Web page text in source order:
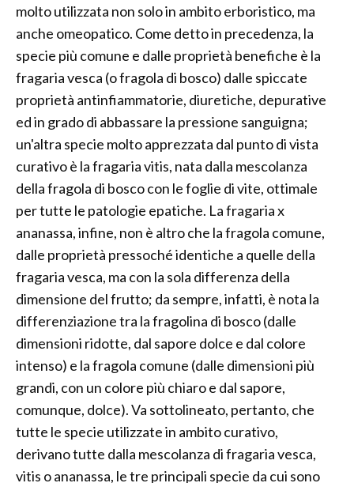
molto utilizzata non solo in ambito erboristico, ma
anche omeopatico. Come detto in precedenza, la
specie più comune e dalle proprietà benefiche è la
fragaria vesca (o fragola di bosco) dalle spiccate
proprietà antinfiammatorie, diuretiche, depurative
ed in grado di abbassare la pressione sanguigna;
un'altra specie molto apprezzata dal punto di vista
curativo è la fragaria vitis, nata dalla mescolanza
della fragola di bosco con le foglie di vite, ottimale
per tutte le patologie epatiche. La fragaria x
ananassa, infine, non è altro che la fragola comune,
dalle proprietà pressoché identiche a quelle della
fragaria vesca, ma con la sola differenza della
dimensione del frutto; da sempre, infatti, è nota la
differenziazione tra la fragolina di bosco (dalle
dimensioni ridotte, dal sapore dolce e dal colore
intenso) e la fragola comune (dalle dimensioni più
grandi, con un colore più chiaro e dal sapore,
comunque, dolce). Va sottolineato, pertanto, che
tutte le specie utilizzate in ambito curativo,
derivano tutte dalla mescolanza di fragaria vesca,
vitis o ananassa, le tre principali specie da cui sono